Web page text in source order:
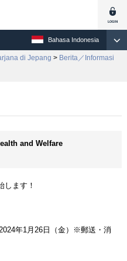
Bahasa Indonesia
di Jepang > Berita／Informasi
and Welfare
します！
年1月26日（金）※郵送・消